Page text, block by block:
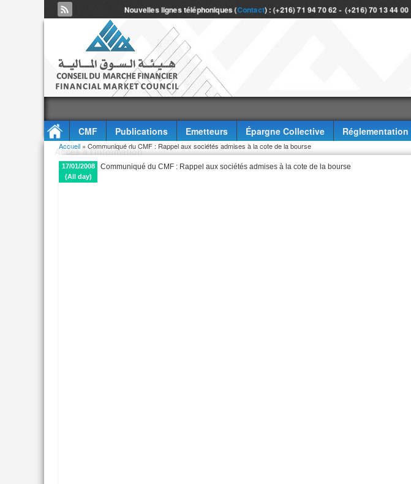
Nouvelles lignes téléphoniques (Contact) : (+216) 71 94 70 62 - (+216) 70 13 44
CMF Publications Emetteurs Épargne Collective Réglementation
Accès à l'information
Vous êtes ici
Accueil » Communiqué du CMF : Rappel aux sociétés admises à la cote de la bourse
17/01/2008
(All day)
Communiqué du CMF : Rappel aux sociétés admises à la cote de la bourse